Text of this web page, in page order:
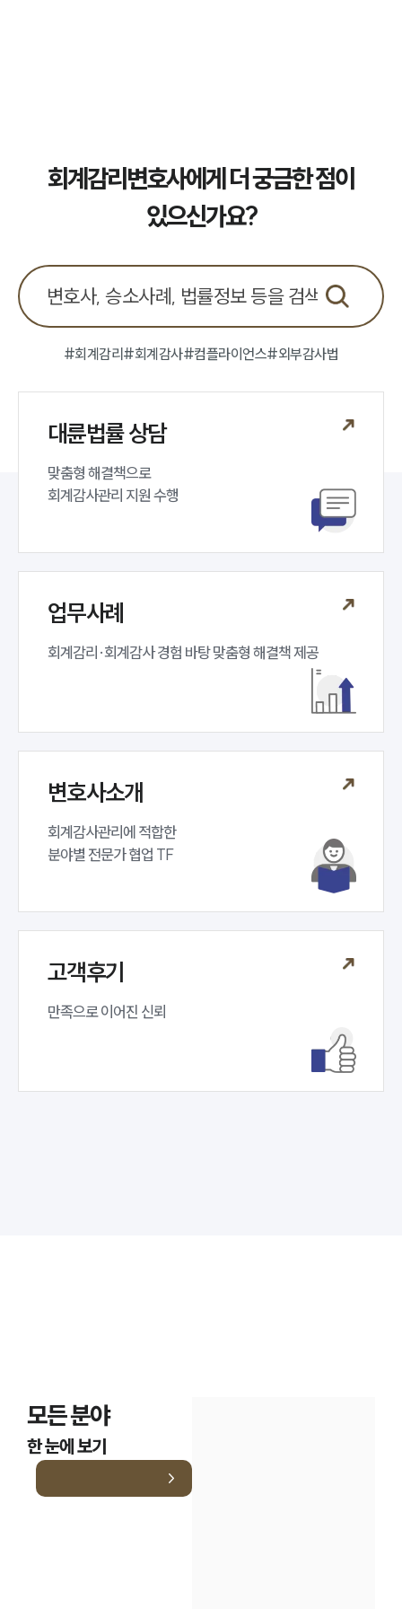
업무분야
전체
회계감리전문변호사
법률 블로그
법률서식
대륜법률상담예약
회계감리변호사에게 더 궁금한 점이
있으신가요?
#회계감리 #회계감사#컴플라이언스#외부감사법
대륜법률 상담
맞춤형 해결책으로
회계감사관리 지원 수행
업무사례
회계감리·회계감사 경험 바탕 맞춤형 해결책 제공
변호사소개
회계감사관리에 적합한
분야별 전문가 협업 TF
고객후기
만족으로 이어진 신뢰
모든 분야
한 눈에 보기